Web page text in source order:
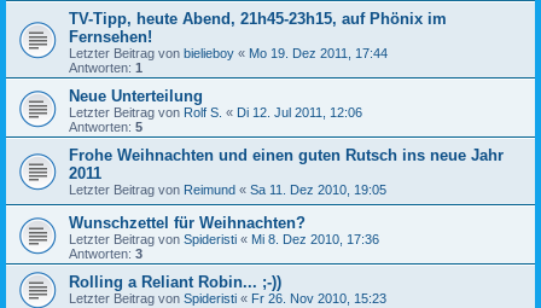
TV-Tipp, heute Abend, 21h45-23h15, auf Phönix im
Fernsehen!
Letzter Beitrag von bielieboy « Mo 19. Dez 2011, 17:44
Antworten: 1
Neue Unterteilung
Letzter Beitrag von Rolf S. « Di 12. Jul 2011, 12:06
Antworten: 5
Frohe Weihnachten und einen guten Rutsch ins neue Jahr
2011
Letzter Beitrag von Reimund « Sa 11. Dez 2010, 19:05
Wunschzettel für Weihnachten?
Letzter Beitrag von Spideristi « Mi 8. Dez 2010, 17:36
Antworten: 3
Rolling a Reliant Robin... ;-))
Letzter Beitrag von Spideristi « Fr 26. Nov 2010, 15:23